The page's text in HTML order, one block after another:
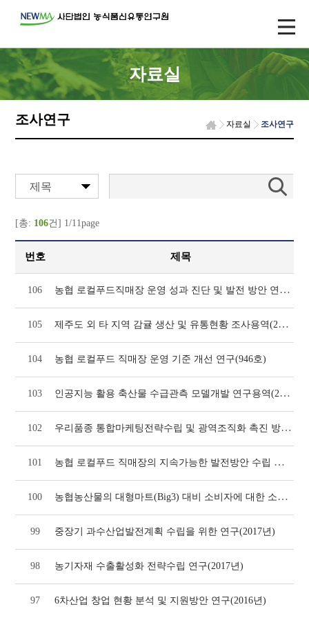
자료실
조사연구 자료실 조사연구
제목
[총: 106건] 1/11page
번호 제목
106 농협 로컬푸드직매장 운영 성과 진단 및 발전 방안 연구(972호)
105 제주도 외 타 지역 감귤 생산 및 유통현황 조사용역(2022년)
104 농협 로컬푸드 직매장 운영 기준 개선 연구(946호)
103 인공지능 활용 축산물 수급관측 모델개발 연구용역(2022년)
102 우리품종 통합마케팅전략수립 및 광역조직화 촉진 방안 도출(2018년)
101 농협 로컬푸드 직매장의 지속가능한 발전방안 수립 연구(2018년)
100 농협농산물의 대형마트(Big3) 대비 소비자에 대한 소구력 비교 및 보완발전 방향(2016
99 중장기 과수산업발전계획 수립을 위한 연구(2017년)
98 농기자재 수출활성화 전략수립 연구(2017년)
97 6차산업 창업 현황 분석 및 지원방안 연구(2016년)